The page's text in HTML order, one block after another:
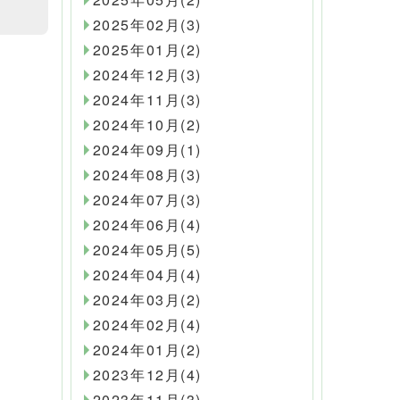
2025年02月(3)
2025年01月(2)
2024年12月(3)
2024年11月(3)
2024年10月(2)
2024年09月(1)
2024年08月(3)
2024年07月(3)
2024年06月(4)
2024年05月(5)
2024年04月(4)
2024年03月(2)
2024年02月(4)
2024年01月(2)
2023年12月(4)